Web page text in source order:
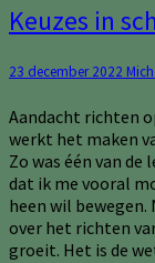
Keuzes in
23 december 2022
Aandacht richten
werkt het maken
Zo was één van
dat ik me vooral
heen wil
over het richten
groeit. Het is de